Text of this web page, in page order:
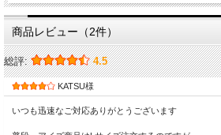
商品レビュー（2件）
総評: 4.5
KATSU様
いつも迅速なご対応ありがとうございます